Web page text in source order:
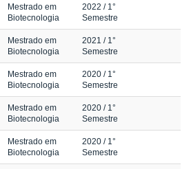
Mestrado em
Biotecnologia
2022 / 1°
Semestre
Mestrado em
Biotecnologia
2021 / 1°
Semestre
Mestrado em
Biotecnologia
2020 / 1°
Semestre
Mestrado em
Biotecnologia
2020 / 1°
Semestre
Mestrado em
Biotecnologia
2020 / 1°
Semestre